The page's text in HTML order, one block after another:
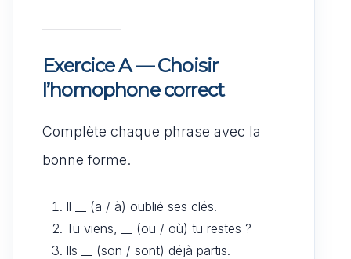
Exercice A — Choisir
l’homophone correct
Complète chaque phrase avec la
bonne forme.
Il __ (a / à) oublié ses clés.
Tu viens, __ (ou / où) tu restes ?
Ils __ (son / sont) déjà partis.